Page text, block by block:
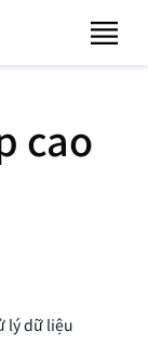
cao
lý dữ liệu